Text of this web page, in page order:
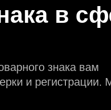
в
знака вам
и